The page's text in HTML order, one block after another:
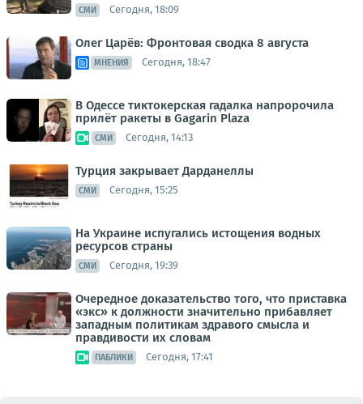
СМИ Сегодня, 18:09
Олег Царёв: Фронтовая сводка 8 августа
МНЕНИЯ Сегодня, 18:47
В Одессе тиктокерская гадалка напророчила
прилёт ракеты в Gagarin Plaza
СМИ Сегодня, 14:13
Турция закрывает Дарданеллы
СМИ Сегодня, 15:25
На Украине испугались истощения водных
ресурсов страны
СМИ Сегодня, 19:39
Очередное доказательство того, что приставка
«экс» к должности значительно прибавляет
западным политикам здравого смысла и
правдивости их словам
ПАБЛИКИ Сегодня, 17:41